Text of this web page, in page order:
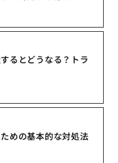
るとどうなる？トラ
めの基本的な対処法